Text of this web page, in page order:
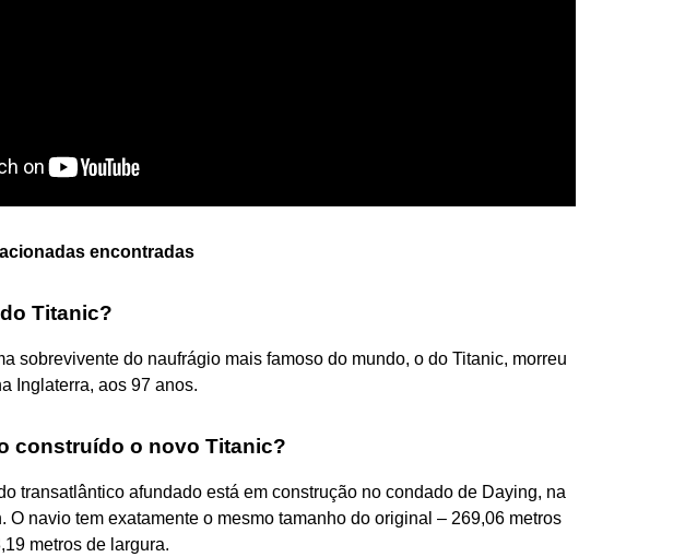
encontradas
Titanic?
sobrevivente do naufrágio mais famoso do mundo, o do Titanic, morreu
Inglaterra, aos 97 anos.
construído o novo Titanic?
transatlântico afundado está em construção no condado de Daying, na
O navio tem exatamente o mesmo tamanho do original – 269,06 metros
metros de largura.